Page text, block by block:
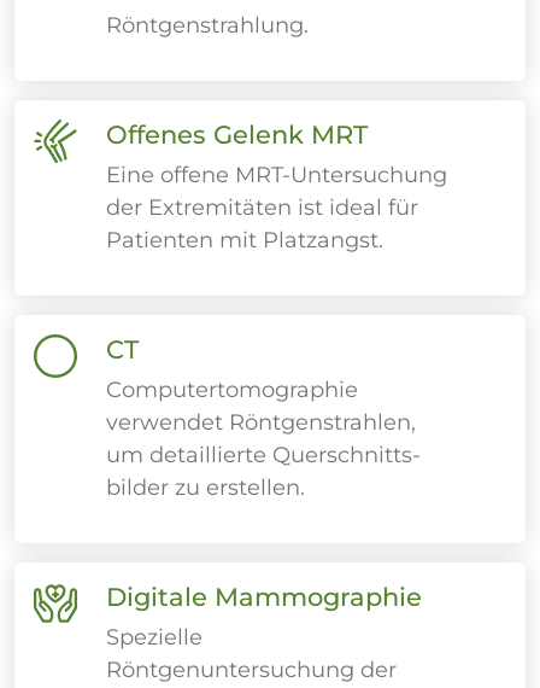
Röntgenstrahlung.
Offenes Gelenk MRT
Eine offene MRT-Untersuchung
der Extremitäten ist ideal für
Patienten mit Platzangst.
CT
Computertomographie
verwendet Röntgenstrahlen,
um detaillierte Querschnitts-
bilder zu erstellen.
Digitale Mammographie
Spezielle
Röntgenuntersuchung der